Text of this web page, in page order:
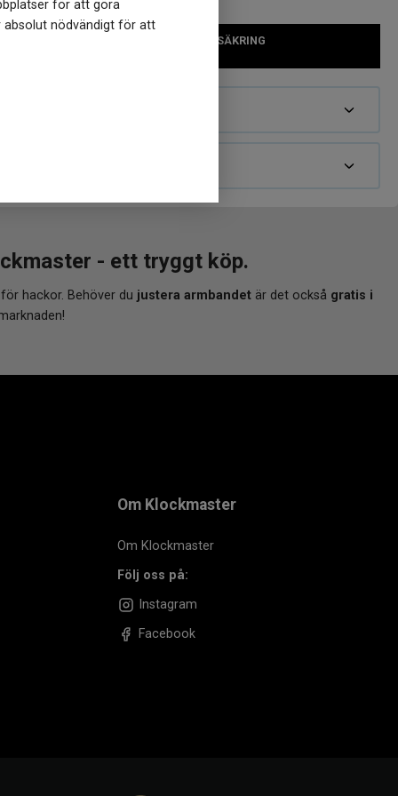
för att göra
absolut nödvändigt för att
12 MÅN GRATIS FÖRSÄKRING
- ett tryggt köp.
hackor. Behöver du justera armbandet är det också gratis i
Om Klockmaster
Om Klockmaster
Följ oss på:
Instagram
Facebook